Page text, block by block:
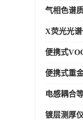
气相色谱
X荧光光谱
便携式
便携式重
镀层测厚仪